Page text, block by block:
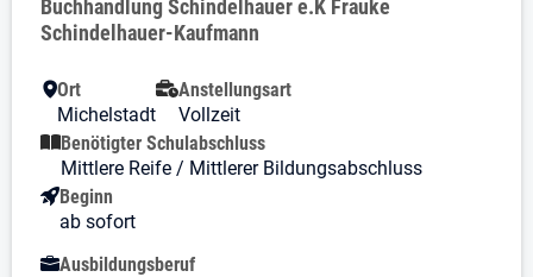
Arbeitgeber:
Buchhandlung Schindelhauer e.K Frauke
Schindelhauer-Kaufmann
Besondere Merkmale
Ort
Michelstadt
Anstellungsart
Vollzeit
Benötigter Schulabschluss
Mittlere Reife / Mittlerer Bildungsabschluss
Beginn
ab sofort
Ausbildungsberuf